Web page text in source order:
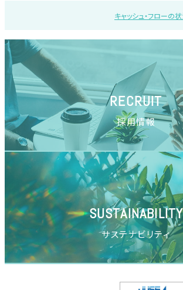
キャッシュ・フローの
RECRUIT
採用情報
SUSTAINABILITY
サステナビリティ